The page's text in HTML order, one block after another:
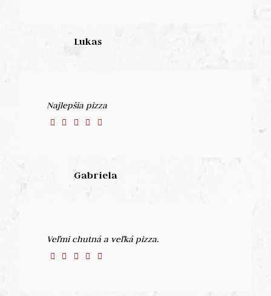
Lukas
Najlepšia pizza
Gabriela
Veľmi chutná a veľká pizza.